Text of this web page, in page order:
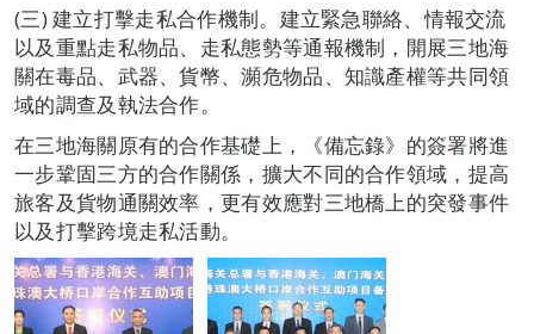
(三) 建立打擊走私合作機制。建立緊急聯絡、情報交流
以及重點走私物品、走私態勢等通報機制，開展三地海
關在毒品、武器、貨幣、瀕危物品、知識產權等共同領
域的調查及執法合作。
在三地海關原有的合作基礎上，《備忘錄》的簽署將進
一步鞏固三方的合作關係，擴大不同的合作領域，提高
旅客及貨物通關效率，更有效應對三地橋上的突發事件
以及打擊跨境走私活動。